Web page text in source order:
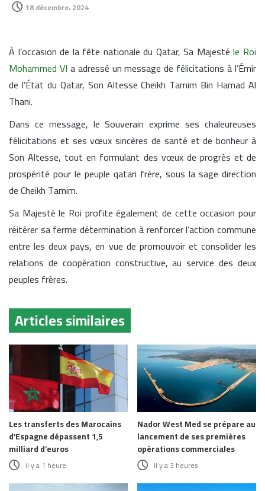
18 décembre، 2024
À l’occasion de la fête nationale du Qatar, Sa Majestéle Roi
Mohammed VI a adressé un message de félicitations à l’Émir
de l’État du Qatar, Son Altesse Cheikh Tamim Bin Hamad Al
Thani.
Dans ce message, le Souverain exprime ses chaleureuses
félicitations et ses vœux sincères de santé et de bonheur à
Son Altesse, tout en formulant des vœux de progrès et de
prospérité pour le peuple qatari frère, sous la sage direction
de Cheikh Tamim.
Sa Majesté le Roi profite également de cette occasion pour
réitérer sa ferme détermination à renforcer l’action commune
entre les deux pays, en vue de promouvoir et consolider les
relations de coopération constructive, au service des deux
peuples frères.
Articles similaires
Les transferts des Marocains
d’Espagne dépassent 1,5
milliard d’euros
il y a 1 heure
Nador West Med se prépare au
lancement de ses premières
opérations commerciales
il y a 3 heures